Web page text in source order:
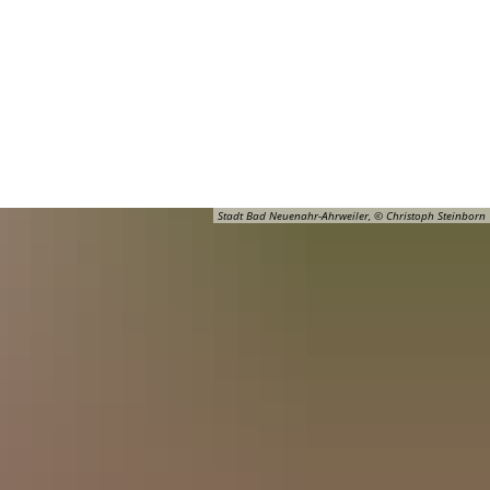
Stadt Bad Neuenahr-Ahrweiler, © Christoph Steinborn